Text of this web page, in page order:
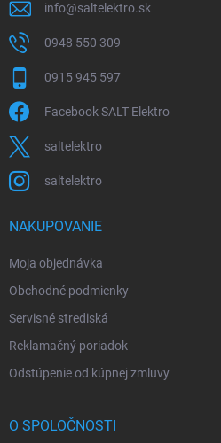
info@saltelektro.sk
0948 550 309
0915 945 597
Facebook SALT Elektro
saltelektro
saltelektro
NAKUPOVANIE
Moja objednávka
Obchodné podmienky
Servisné strediská
Reklamačný poriadok
Odstúpenie od kúpnej zmluvy
O SPOLOČNOSTI